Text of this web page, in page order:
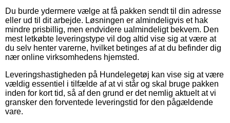
Du burde ydermere vælge at få pakken sendt til din adresse
eller ud til dit arbejde. Løsningen er almindeligvis et hak
mindre prisbillig, men endvidere ualmindeligt bekvem. Den
mest letkøbte leveringstype vil dog altid vise sig at være at
du selv henter varerne, hvilket betinges af at du befinder dig
nær online virksomhedens hjemsted.
Leveringshastigheden på Hundelegetøj kan vise sig at være
vældig essentiel i tilfælde af at vi står og skal bruge pakken
inden for kort tid, så af den grund er det nemlig aktuelt at vi
gransker den forventede leveringstid for den pågældende
vare.